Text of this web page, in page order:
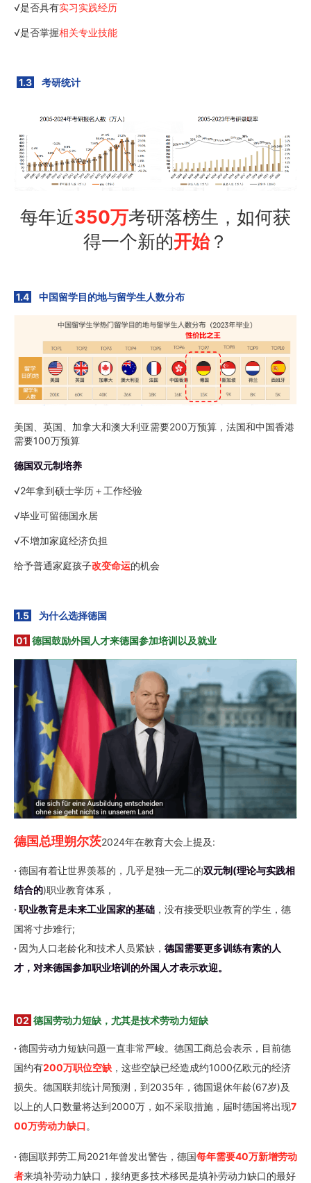
√是否具有实习实践经历
√是否掌握相关专业技能
1.3 考研统计
每年近350万考研落榜生，如何获
得一个新的开始？
1.4 中国留学目的地与留学生人数分布
美国、英国、加拿大和澳大利亚需要200万预算，法国和中国香港
需要100万预算
德国双元制培养
√2年拿到硕士学历＋工作经验
√毕业可留德国永居
√不增加家庭经济负担
给予普通家庭孩子改变命运的机会
1.5 为什么选择德国
01 德国鼓励外国人才来德国参加培训以及就业
德国总理朔尔茨2024年在教育大会上提及:
·德国有着让世界羡慕的，几乎是独一无二的双元制(理论与实践相
结合的)职业教育体系，
·职业教育是未来工业国家的基础 ，没有接受职业教育的学生，德
国将寸步难行;
· 因为人口老龄化和技术人员紧缺， 德国需要更多训练有素的人
才，对来德国参加职业培训的外国人才表示欢迎。
02 德国劳动力短缺，尤其是技术劳动力短缺
·德国劳动力短缺问题一直非常严峻。德国工商总会表示，目前德
国约有200万职位空缺 ，这些空缺已经造成约1000亿欧元的经济
损失。德国联邦统计局预测，到2035年，德国退休年龄(67岁)及
以上的人口数量将达到2000万，如不采取措施，届时德国将出现7
00万劳动力缺口。
·德国联邦劳工局2021年曾发出警告，德国每年需要40万新增劳动
者来填补劳动力缺口，接纳更多技术移民是填补劳动力缺口的最好